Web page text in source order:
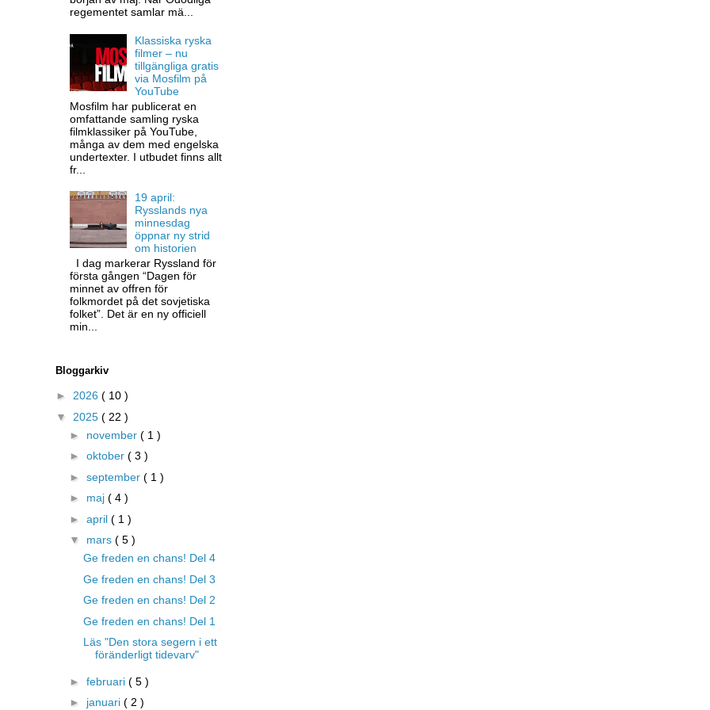
regementet samlar mä...
Klassiska ryska
filmer – nu
tillgängliga gratis
via Mosfilm på
YouTube
Mosfilm har publicerat en
omfattande samling ryska
filmklassiker på YouTube,
många av dem med engelska
undertexter. I utbudet finns allt
fr...
19 april:
Rysslands nya
minnesdag
öppnar ny strid
om historien
I dag markerar Ryssland för
första gången “Dagen för
minnet av offren för
folkmordet på det sovjetiska
folket”. Det är en ny officiell
min...
Bloggarkiv
► 2026 ( 10 )
▼ 2025 ( 22 )
► november ( 1 )
► oktober ( 3 )
► september ( 1 )
► maj ( 4 )
► april ( 1 )
▼ mars ( 5 )
Ge freden en chans! Del 4
Ge freden en chans! Del 3
Ge freden en chans! Del 2
Ge freden en chans! Del 1
Läs "Den stora segern i ett
föränderligt tidevarv"
► februari ( 5 )
► januari ( 2 )